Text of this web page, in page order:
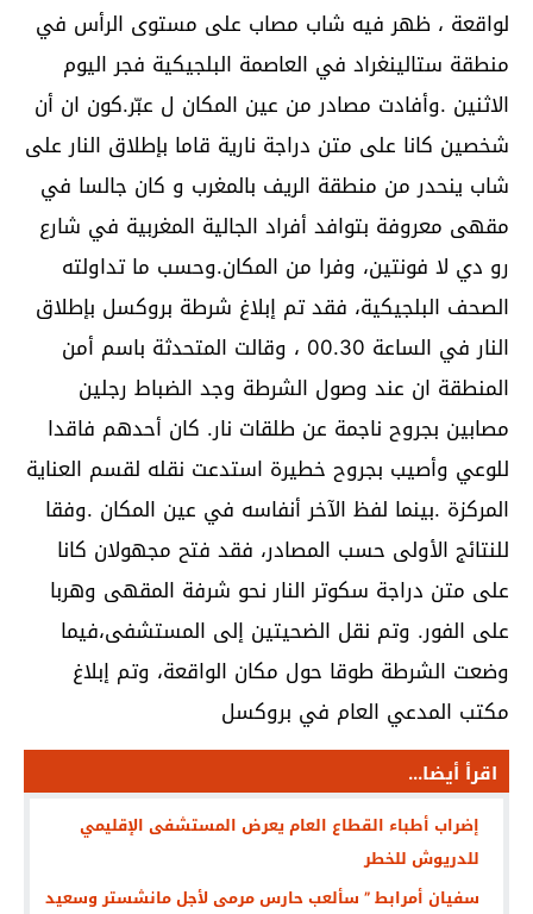
لواقعة ، ظهر فيه شاب مصاب على مستوى الرأس في
منطقة ستالينغراد في العاصمة البلجيكية فجر اليوم
الاثنين .وأفادت مصادر من عين المكان ل عبّر.كون ان أن
شخصين كانا على متن دراجة نارية قاما بإطلاق النار على
شاب ينحدر من منطقة الريف بالمغرب و كان جالسا في
مقهى معروفة بتوافد أفراد الجالية المغربية في شارع
رو دي لا فونتين، وفرا من المكان.وحسب ما تداولته
الصحف البلجيكية، فقد تم إبلاغ شرطة بروكسل بإطلاق
النار في الساعة 00.30 ، وقالت المتحدثة باسم أمن
المنطقة ان عند وصول الشرطة وجد الضباط رجلين
مصابين بجروح ناجمة عن طلقات نار. كان أحدهم فاقدا
للوعي وأصيب بجروح خطيرة استدعت نقله لقسم العناية
المركزة .بينما لفظ الآخر أنفاسه في عين المكان .وفقا
للنتائج الأولى حسب المصادر، فقد فتح مجهولان كانا
على متن دراجة سكوتر النار نحو شرفة المقهى وهربا
على الفور. وتم نقل الضحيتين إلى المستشفى،فيما
وضعت الشرطة طوقا حول مكان الواقعة، وتم إبلاغ
مكتب المدعي العام في بروكسل
اقرأ أيضا...
إضراب أطباء القطاع العام يعرض المستشفى الإقليمي
للدريوش للخطر
سفيان أمرابط ” سألعب حارس مرمى لأجل مانشستر وسعيد